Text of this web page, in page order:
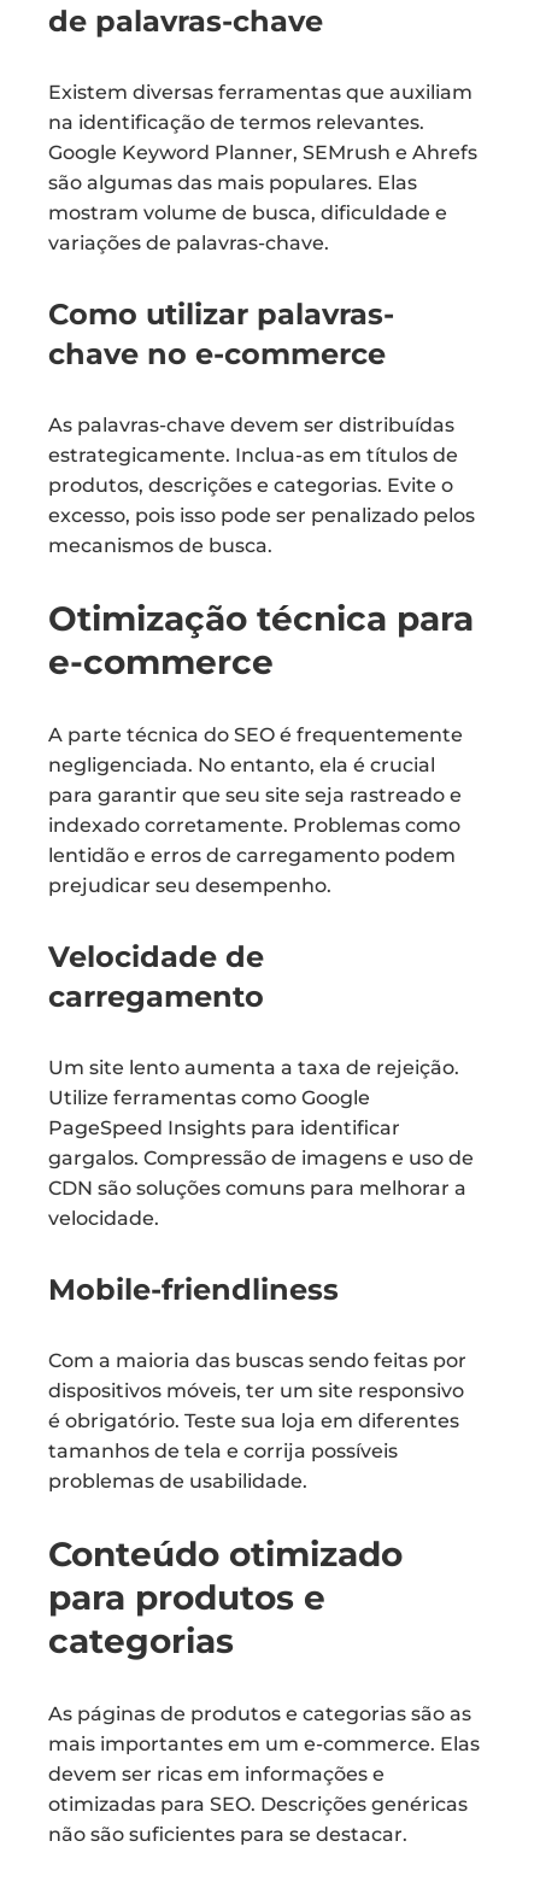
de palavras-chave
Existem diversas ferramentas que auxiliam
na identificação de termos relevantes.
Google Keyword Planner, SEMrush e Ahrefs
são algumas das mais populares. Elas
mostram volume de busca, dificuldade e
variações de palavras-chave.
Como utilizar palavras-
chave no e-commerce
As palavras-chave devem ser distribuídas
estrategicamente. Inclua-as em títulos de
produtos, descrições e categorias. Evite o
excesso, pois isso pode ser penalizado pelos
mecanismos de busca.
Otimização técnica para
e-commerce
A parte técnica do SEO é frequentemente
negligenciada. No entanto, ela é crucial
para garantir que seu site seja rastreado e
indexado corretamente. Problemas como
lentidão e erros de carregamento podem
prejudicar seu desempenho.
Velocidade de
carregamento
Um site lento aumenta a taxa de rejeição.
Utilize ferramentas como Google
PageSpeed Insights para identificar
gargalos. Compressão de imagens e uso de
CDN são soluções comuns para melhorar a
velocidade.
Mobile-friendliness
Com a maioria das buscas sendo feitas por
dispositivos móveis, ter um site responsivo
é obrigatório. Teste sua loja em diferentes
tamanhos de tela e corrija possíveis
problemas de usabilidade.
Conteúdo otimizado
para produtos e
categorias
As páginas de produtos e categorias são as
mais importantes em um e-commerce. Elas
devem ser ricas em informações e
otimizadas para SEO. Descrições genéricas
não são suficientes para se destacar.